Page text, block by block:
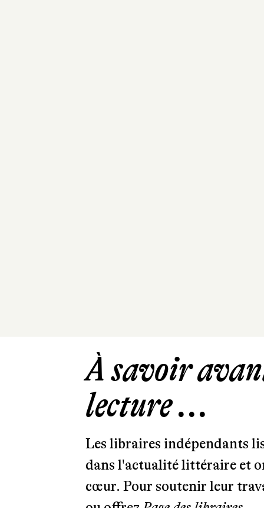
À savoir
lecture ...
Les libraires indépendants
dans l'actualité littéraire et
cœur. Pour soutenir leur